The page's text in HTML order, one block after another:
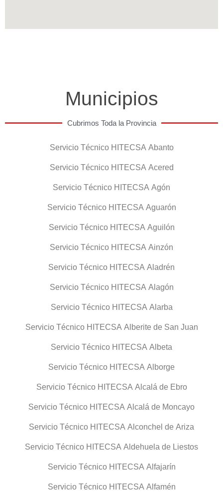
Municipios
Cubrimos Toda la Provincia
Servicio Técnico HITECSA Abanto
Servicio Técnico HITECSA Acered
Servicio Técnico HITECSA Agón
Servicio Técnico HITECSA Aguarón
Servicio Técnico HITECSA Aguilón
Servicio Técnico HITECSA Ainzón
Servicio Técnico HITECSA Aladrén
Servicio Técnico HITECSA Alagón
Servicio Técnico HITECSA Alarba
Servicio Técnico HITECSA Alberite de San Juan
Servicio Técnico HITECSA Albeta
Servicio Técnico HITECSA Alborge
Servicio Técnico HITECSA Alcalá de Ebro
Servicio Técnico HITECSA Alcalá de Moncayo
Servicio Técnico HITECSA Alconchel de Ariza
Servicio Técnico HITECSA Aldehuela de Liestos
Servicio Técnico HITECSA Alfajarín
Servicio Técnico HITECSA Alfamén